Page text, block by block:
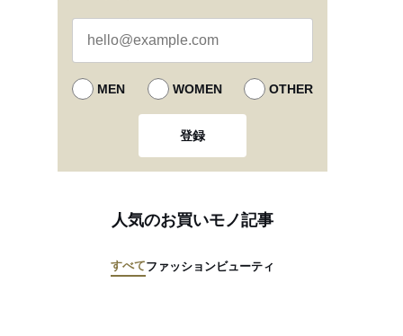
MEN WOMEN OTHER
登録
人気のお買いモノ記事
すべてファッションビューティ